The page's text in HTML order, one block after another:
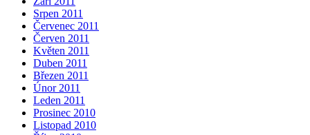
Srpen 2011
Červenec 2011
Červen 2011
Květen 2011
Duben 2011
Březen 2011
Únor 2011
Leden 2011
Prosinec 2010
Listopad 2010